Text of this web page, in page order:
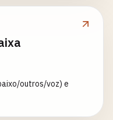
outros/voz) e